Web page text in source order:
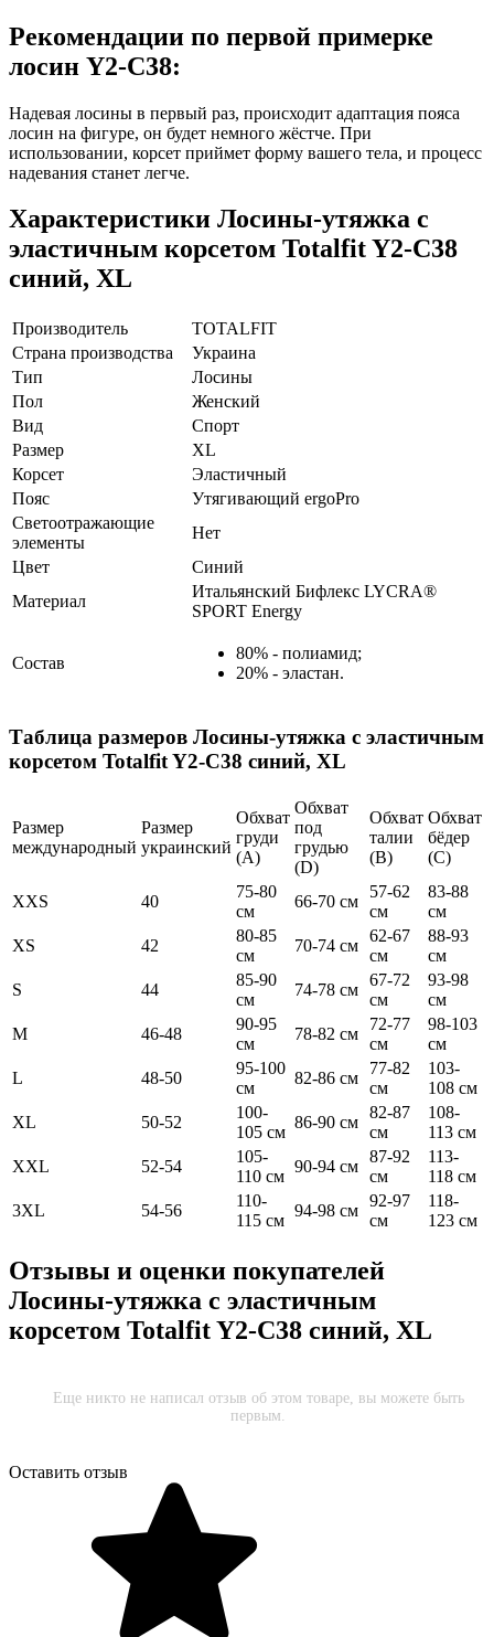
Рекомендации по первой примерке
лосин Y2-C38:
Надевая лосины в первый раз, происходит адаптация пояса
лосин на фигуре, он будет немного жёстче. При
использовании, корсет приймет форму вашего тела, и процесс
надевания станет легче.
Характеристики Лосины-утяжка с
эластичным корсетом Totalfit Y2-C38
синий, XL
Производитель
TOTALFIT
Страна производства
Украина
Тип
Лосины
Пол
Женский
Вид
Спорт
Размер
XL
Корсет
Эластичный
Пояс
Утягивающий ergoPro
Светоотражающие
элементы
Нет
Цвет
Синий
Материал
Итальянский Бифлекс LYCRA®
SPORT Energy
Состав
80% - полиамид;
20% - эластан.
Таблица размеров Лосины-утяжка с эластичным
корсетом Totalfit Y2-C38 синий, XL
Размер
международный
Размер
украинский
Обхват
груди
(А)
Обхват
под
грудью
(D)
Обхват
талии
(В)
Обхват
бёдер
(С)
XXS 40
75-80
см
66-70 см
57-62
см
83-88
см
XS
42
80-85
см
70-74 см
62-67
см
88-93
см
S
44
85-90
см
74-78 см
67-72
см
93-98
см
M
46-48
90-95
см
78-82 см
72-77
см
98-103
см
L
48-50
95-100
см
82-86 см
77-82
см
103-
108 см
XL
50-52
100-
105 см
86-90 см
82-87
см
108-
113 см
XXL
52-54
105-
110 см
90-94 см
87-92
см
113-
118 см
3XL
54-56
110-
115 см
94-98 см
92-97
см
118-
123 см
Отзывы и оценки покупателей
Лосины-утяжка с эластичным
корсетом Totalfit Y2-C38 синий, XL
Еще никто не написал отзыв об этом товаре, вы можете быть
первым.
Оставить отзыв